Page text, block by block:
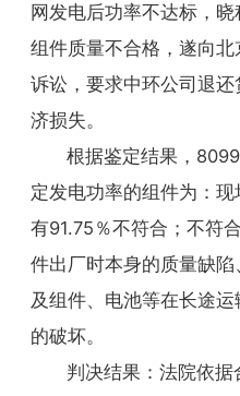
网发电后功率不达标，
组件质量不合格，遂向
诉讼，要求中环公司退
济损失。
根据鉴定结果，
定发电功率的组件为：
有91.75％不符合；不符
件出厂时本身的质量缺
及组件、电池等在长途
的破坏。
判决结果：法院依